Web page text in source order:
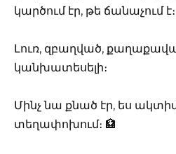
կարծում էր, թե ճանաչում է։
Լուռ, զբաղված,
կանխատեսելի։
Մինչ նա քնած էր, ես
տեղափոխում։ 🏦